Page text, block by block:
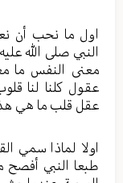
اول ما نحب أن
النبي صلى الله
معنى النفس ما
عقول كلنا لنا
عقل قلب ما هي هذه
اولا لماذا سمي
طبعا النبي أفصح